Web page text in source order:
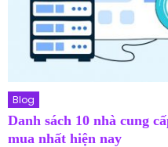
Blog
Danh sách 10 nhà cung
mua nhất hiện nay